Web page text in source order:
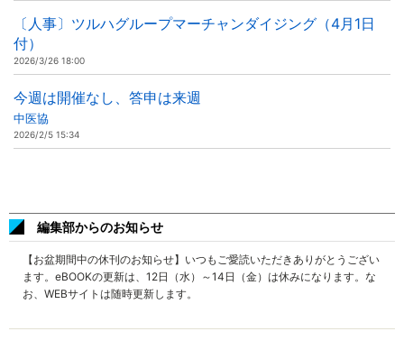
〔人事〕ツルハグループマーチャンダイジング（4月1日
付）
2026/3/26 18:00
今週は開催なし、答申は来週
中医協
2026/2/5 15:34
編集部からのお知らせ
【お盆期間中の休刊のお知らせ】いつもご愛読いただきありがとうござい
ます。eBOOKの更新は、12日（水）～14日（金）は休みになります。な
お、WEBサイトは随時更新します。